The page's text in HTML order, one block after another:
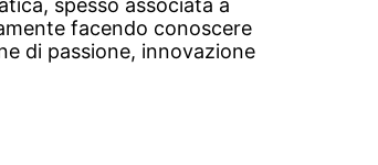
facendo conoscere
di passione, innovazione